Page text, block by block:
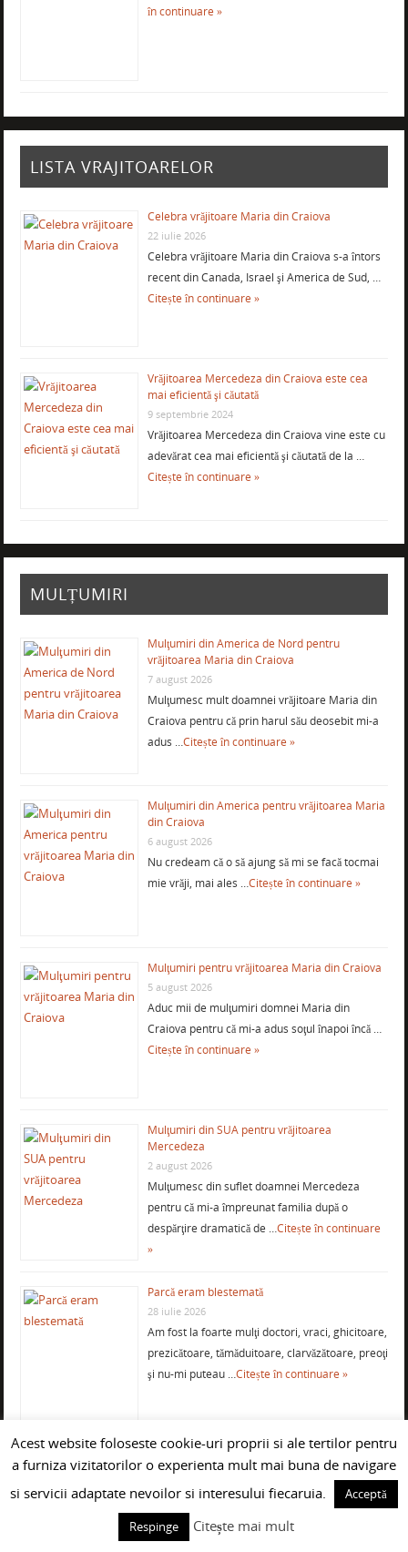
în continuare »
LISTA VRAJITOARELOR
Celebra vrăjitoare Maria din Craiova
22 iulie 2026
Celebra vrăjitoare Maria din Craiova s-a întors
recent din Canada, Israel şi America de Sud, …
Citește în continuare »
Vrăjitoarea Mercedeza din Craiova este cea
mai eficientă şi căutată
9 septembrie 2024
Vrăjitoarea Mercedeza din Craiova vine este cu
adevărat cea mai eficientă şi căutată de la …
Citește în continuare »
MULȚUMIRI
Mulţumiri din America de Nord pentru
vrăjitoarea Maria din Craiova
7 august 2026
Mulţumesc mult doamnei vrăjitoare Maria din
Craiova pentru că prin harul său deosebit mi-a
adus …Citește în continuare »
Mulţumiri din America pentru vrăjitoarea Maria
din Craiova
6 august 2026
Nu credeam că o să ajung să mi se facă tocmai
mie vrăji, mai ales …Citește în continuare »
Mulţumiri pentru vrăjitoarea Maria din Craiova
5 august 2026
Aduc mii de mulţumiri domnei Maria din
Craiova pentru că mi-a adus soţul înapoi încă …
Citește în continuare »
Mulţumiri din SUA pentru vrăjitoarea
Mercedeza
2 august 2026
Mulţumesc din suflet doamnei Mercedeza
pentru că mi-a împreunat familia după o
despărţire dramatică de …Citește în continuare
»
Parcă eram blestemată
28 iulie 2026
Am fost la foarte mulţi doctori, vraci, ghicitoare,
prezicătoare, tămăduitoare, clarvăzătoare, preoţi
şi nu-mi puteau …Citește în continuare »
Mulţumiri pentru vrăjitoarea Maria, cea mai
bună din Oltenia
27 iulie 2026
Mulţumesc din suflet doamnei Maria pentru
ajutorul acordat în a-mi găsi jumătatea, tocmai
Acest website foloseste cookie-uri proprii si ale tertilor pentru
a furniza vizitatorilor o experienta mult mai buna de navigare
si servicii adaptate nevoilor si interesului fiecaruia.
Acceptă
Respinge
Citește mai mult